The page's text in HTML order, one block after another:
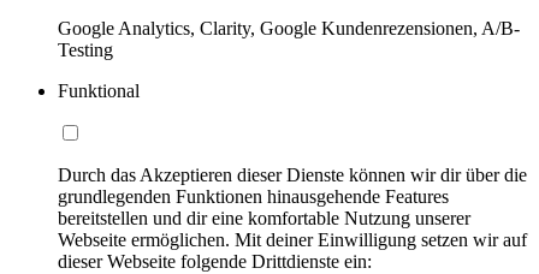
Google Analytics, Clarity, Google Kundenrezensionen, A/B-
Testing
Funktional
Durch das Akzeptieren dieser Dienste können wir dir über die
grundlegenden Funktionen hinausgehende Features
bereitstellen und dir eine komfortable Nutzung unserer
Webseite ermöglichen. Mit deiner Einwilligung setzen wir auf
dieser Webseite folgende Drittdienste ein: